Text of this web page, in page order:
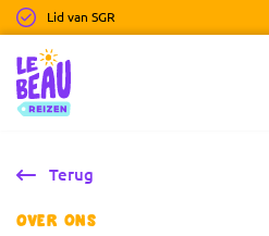
Ga naar inhoud
Le Beau Reizen
Terug
Over ons